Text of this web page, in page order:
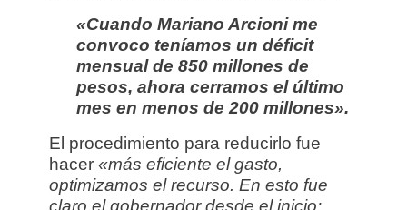
«Cuando Mariano Arcioni me
convoco teníamos un déficit
mensual de 850 millones de
pesos, ahora cerramos el último
mes en menos de 200 millones».
El procedimiento para reducirlo fue
hacer«más eficiente el gasto,
optimizamos el recurso. En esto fue
claro el gobernador desde el inicio: